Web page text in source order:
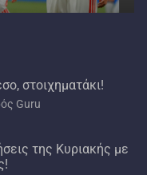
στοιχηματάκι!
Guru
της Κυριακής με